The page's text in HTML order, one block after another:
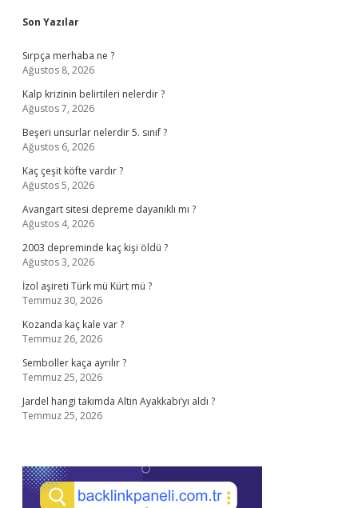
Sidebar
Son Yazılar
Sırpça merhaba ne ?
Ağustos 8, 2026
Kalp krizinin belirtileri nelerdir ?
Ağustos 7, 2026
Beşeri unsurlar nelerdir 5. sınıf ?
Ağustos 6, 2026
Kaç çeşit köfte vardır ?
Ağustos 5, 2026
Avangart sitesi depreme dayanıklı mı ?
Ağustos 4, 2026
2003 depreminde kaç kişi öldü ?
Ağustos 3, 2026
İzol aşireti Türk mü Kürt mü ?
Temmuz 30, 2026
Kozanda kaç kale var ?
Temmuz 26, 2026
Semboller kaça ayrılır ?
Temmuz 25, 2026
Jardel hangi takımda Altın Ayakkabı’yı aldı ?
Temmuz 25, 2026